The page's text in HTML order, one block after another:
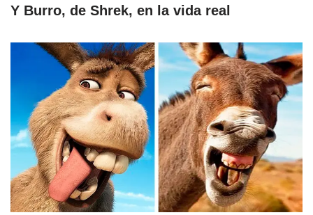
Y Burro, de Shrek, en la vida real